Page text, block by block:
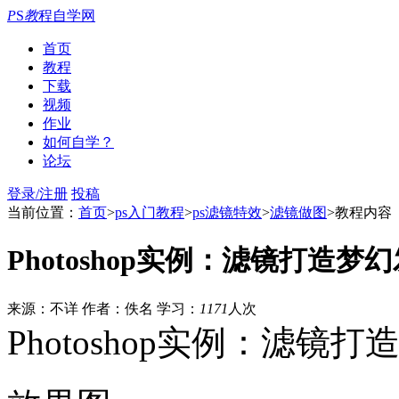
PS教程自学网
首页
教程
下载
视频
作业
如何自学？
论坛
登录/注册 投稿
当前位置： 首页>ps入门教程>ps滤镜特效>滤镜做图>教程内容
Photoshop实例：滤镜打造梦
来源：不详 作者：佚名 学习： 1171 人次
Photoshop实例：滤镜打